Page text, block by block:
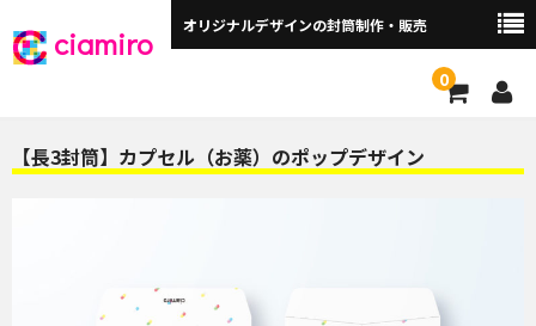
ciamiro オリジナルデザインの封筒制作・販売
0
封筒サイズから探す ▼
長3封筒（120×235mm）
【長3封筒】カプセル（お薬）のポップデザイン